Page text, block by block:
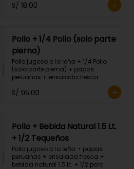
S/ 18.00
Pollo + 1/4 Pollo (solo parte
pierna)
Pollo jugoso a la leña + 1/4 Pollo
(solo parte pierna) + papas
peruanas + ensalada fresca.
S/ 95.00
Pollo + Bebida Natural 1.5 Lt.
+ 1/2 Tequeños
Pollo jugoso a la leña + papas
peruanas + ensalada fresca +
bebida natural 1.5 Lt. + 1/2 porc.